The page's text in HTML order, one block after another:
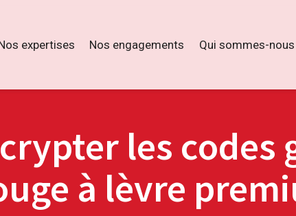
expertises Nos engagements Qui sommes-nous
les codes
à lèvre